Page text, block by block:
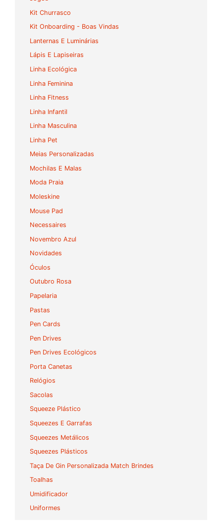
Kit Churrasco
Kit Onboarding - Boas Vindas
Lanternas E Luminárias
Lápis E Lapiseiras
Linha Ecológica
Linha Feminina
Linha Fitness
Linha Infantil
Linha Masculina
Linha Pet
Meias Personalizadas
Mochilas E Malas
Moda Praia
Moleskine
Mouse Pad
Necessaires
Novembro Azul
Novidades
Óculos
Outubro Rosa
Papelaria
Pastas
Pen Cards
Pen Drives
Pen Drives Ecológicos
Porta Canetas
Relógios
Sacolas
Squeeze Plástico
Squeezes E Garrafas
Squeezes Metálicos
Squeezes Plásticos
Taça De Gin Personalizada Match Brindes
Toalhas
Umidificador
Uniformes